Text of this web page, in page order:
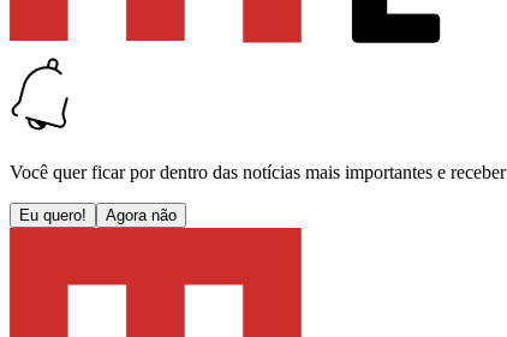
Você quer ficar por dentro das notícias mais importantes e receber
Eu quero! Agora não